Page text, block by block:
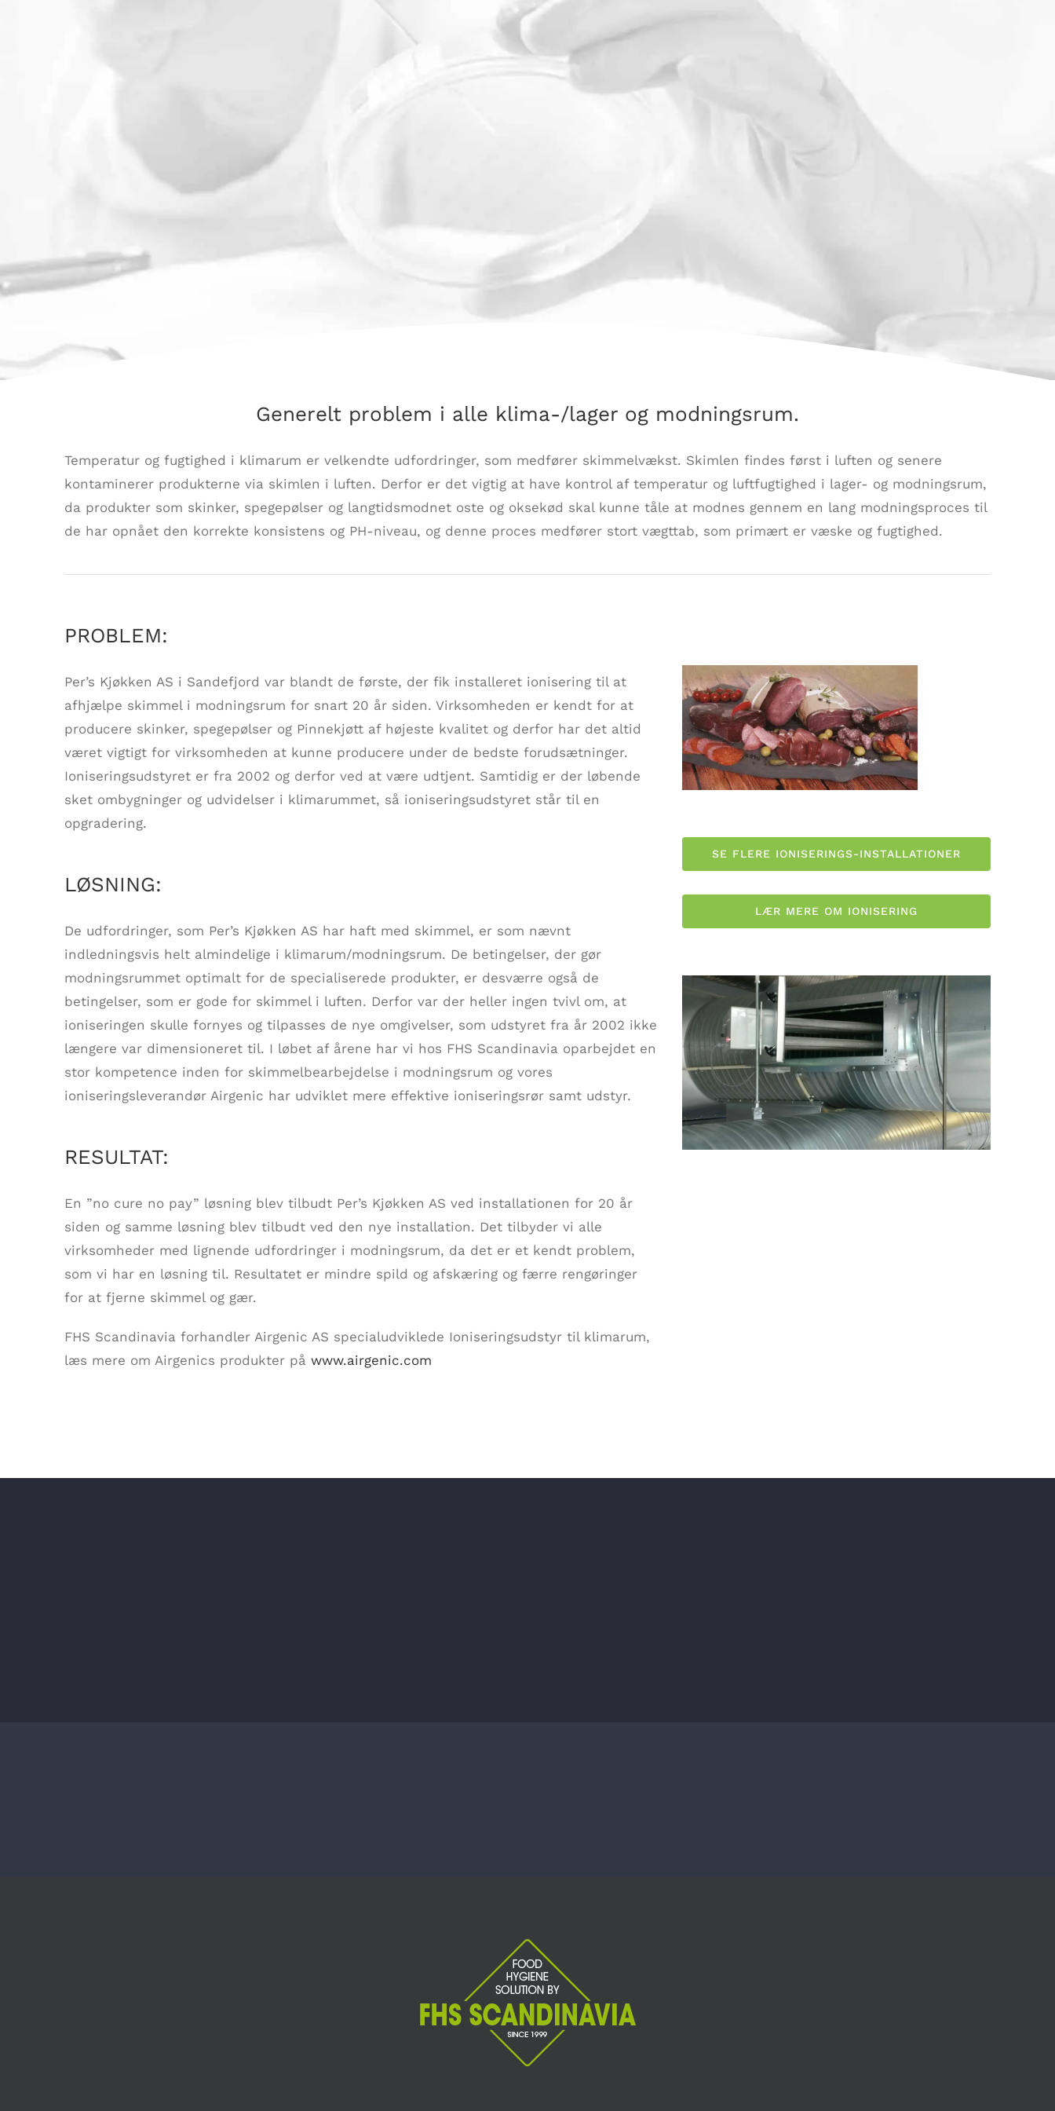
Generelt problem i alle klima-/lager og modningsrum.
Temperatur og fugtighed i klimarum er velkendte udfordringer, som medfører skimmelvækst. Skimlen findes først i luften og senere
kontaminerer produkterne via skimlen i luften. Derfor er det vigtig at have kontrol af temperatur og luftfugtighed i lager- og modningsrum,
da produkter som skinker, spegepølser og langtidsmodnet oste og oksekød skal kunne tåle at modnes gennem en lang modningsproces til
de har opnået den korrekte konsistens og PH-niveau, og denne proces medfører stort vægttab, som primært er væske og fugtighed.
PROBLEM:
Per’s Kjøkken AS i Sandefjord var blandt de første, der fik installeret ionisering til at
afhjælpe skimmel i modningsrum for snart 20 år siden. Virksomheden er kendt for at
producere skinker, spegepølser og Pinnekjøtt af højeste kvalitet og derfor har det altid
været vigtigt for virksomheden at kunne producere under de bedste forudsætninger.
Ioniseringsudstyret er fra 2002 og derfor ved at være udtjent. Samtidig er der løbende
sket ombygninger og udvidelser i klimarummet, så ioniseringsudstyret står til en
opgradering.
LØSNING:
De udfordringer, som Per’s Kjøkken AS har haft med skimmel, er som nævnt
indledningsvis helt almindelige i klimarum/modningsrum. De betingelser, der gør
modningsrummet optimalt for de specialiserede produkter, er desværre også de
betingelser, som er gode for skimmel i luften. Derfor var der heller ingen tvivl om, at
ioniseringen skulle fornyes og tilpasses de nye omgivelser, som udstyret fra år 2002 ikke
længere var dimensioneret til. I løbet af årene har vi hos FHS Scandinavia oparbejdet en
stor kompetence inden for skimmelbearbejdelse i modningsrum og vores
ioniseringsleverandør Airgenic har udviklet mere effektive ioniseringsrør samt udstyr.
RESULTAT:
En ”no cure no pay” løsning blev tilbudt Per’s Kjøkken AS ved installationen for 20 år
siden og samme løsning blev tilbudt ved den nye installation. Det tilbyder vi alle
virksomheder med lignende udfordringer i modningsrum, da det er et kendt problem,
som vi har en løsning til. Resultatet er mindre spild og afskæring og færre rengøringer
for at fjerne skimmel og gær.
FHS Scandinavia forhandler Airgenic AS specialudviklede Ioniseringsudstyr til klimarum,
læs mere om Airgenics produkter på www.airgenic.com
SE FLERE IONISERINGS-INSTALLATIONER
LÆR MERE OM IONISERING